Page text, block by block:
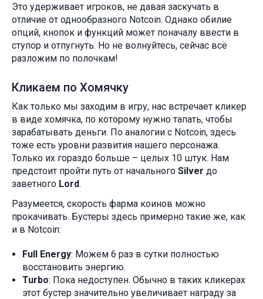
Это удерживает игроков, не давая заскучать в
отличие от однообразного Notcoin. Однако обилие
опций, кнопок и функций может поначалу ввести в
ступор и отпугнуть. Но не волнуйтесь, сейчас всё
разложим по полочкам!
Кликаем по Хомячку
Как только мы заходим в игру, нас встречает кликер
в виде хомячка, по которому нужно тапать, чтобы
зарабатывать деньги. По аналогии с Notcoin, здесь
тоже есть уровни развития нашего персонажа.
Только их гораздо больше – целых 10 штук. Нам
предстоит пройти путь от начального Silver до
заветного Lord.
Разумеется, скорость фарма коинов можно
прокачивать. Бустеры здесь примерно такие же, как
и в Notcoin:
Full Energy: Можем 6 раз в сутки полностью
восстановить энергию.
Turbo: Пока недоступен. Обычно в таких кликерах
этот бустер значительно увеличивает награду за